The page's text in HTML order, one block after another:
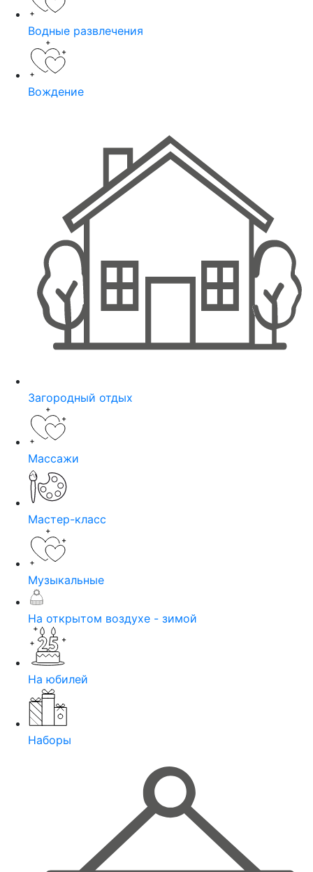
Водные развлечения
Вождение
Загородный отдых
Массажи
Мастер-класс
Музыкальные
На открытом воздухе - зимой
На юбилей
Наборы